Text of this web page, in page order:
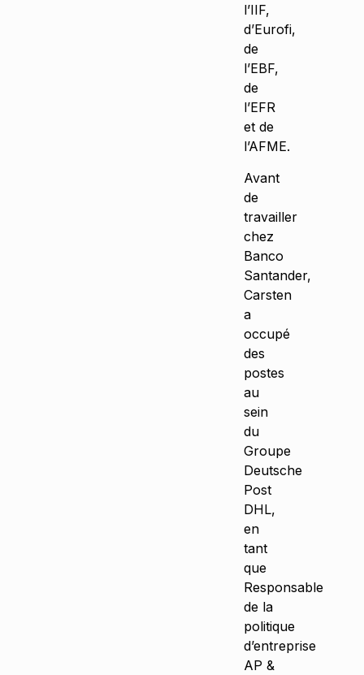
l’IIF,
d’Eurofi,
de
l’EBF,
de
l’EFR
et de
l’AFME.
Avant
de
travailler
chez
Banco
Santander,
Carsten
a
occupé
des
postes
au
sein
du
Groupe
Deutsche
Post
DHL,
en
tant
que
Responsable
de la
politique
d’entreprise
AP &